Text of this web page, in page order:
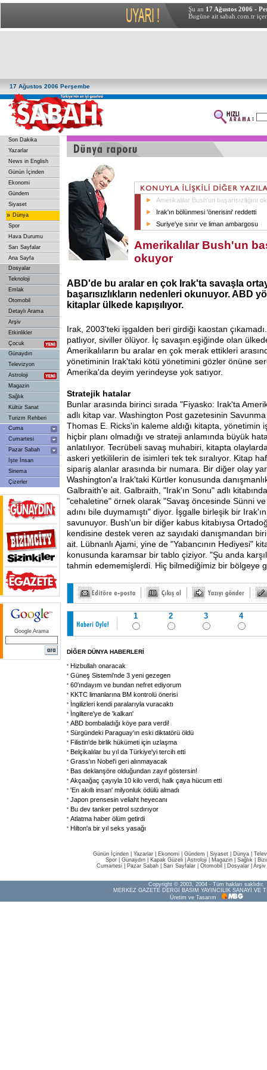
Şu an 17 Ağustos 2006 -
Bugüne ait sabah.com.tr
17 Ağustos 2006 Perşembe
Son Dakika
Yazarlar
News in English
Günün İçinden
Ekonomi
Gündem
Siyaset
» Dünya
Spor
Hava Durumu
Sarı Sayfalar
Ana Sayfa
Dosyalar
Teknoloji
Emlak
Otomobil
Detaylı Arama
Arşiv
Etkinlikler
Çocuk
Günaydın
Televizyon
Astroloji
Magazin
Sağlık
Kültür Sanat
Turizm Rehberi
Cuma
Cumartesi
Pazar Sabah
İşte İnsan
Sinema
Çizerler
Google Arama
Amerikalılar Bush'un başarısızlığını
Irak'ın bölünmesi 'önerisini' reddetti
Suriye'ye sınır ve liman ambargosu
Amerikalılar Bush'un
okuyor
ABD'de bu aralar en çok Irak'ta savaşla
başarısızlıkların nedenleri okunuyor. ABD
kitaplar ülkede kapışılıyor.
Irak, 2003'teki işgalden beri girdiği kaostan
patlıyor, siviller ölüyor. İç savaşın eşiğinde olan
Amerikalıların bu aralar en çok merak ettikleri
yönetiminin Irak'taki kötü yönetimini gözler önüne
Amerika'da deyim yerindeyse yok satıyor.
Stratejik hatalar
Bunlar arasında birinci sırada "Fiyasko: Irak'ta
adlı kitap var. Washington Post gazetesinin Savunma
Thomas E. Ricks'in kaleme aldığı kitapta, yönetimin
hiçbir planı olmadığı ve strateji anlamında büyük
anlatılıyor. Tecrübeli savaş muhabiri, kitapta
askeri yetkililerin de isimleri tek tek sıralıyor. Kitap
sipariş alanlar arasında bir numara. Bir diğer olay
Washington'a Irak'taki Kürtler konusunda
Galbraith'e ait. Galbraith, "Irak'ın Sonu" adlı
"cehaletine" örnek olarak "Savaş öncesinde Sünni
adını bile duymamıştı" diyor. İşgalle birleşik bir
savunuyor. Bush'un bir diğer kabus kitabıysa
kendisine destek veren az sayıdaki danışmandan
ait. Lübnanlı Ajami, yine de "Yabancının Hediyesi"
konusunda karamsar bir tablo çiziyor. "Şu anda
tahmin edememişlerdi. Hiç bilmediğimiz bir bölgeye
1 2 3 4
DİĞER DÜNYA HABERLERİ
Hizbullah onaracak
Güneş Sistemi'nde 3 yeni gezegen
60'ındayım ve bundan nefret ediyorum
KKTC limanlarına BM kontrolü önerisi
İngilizleri kendi paralarıyla vuracaktı
İngiltere'ye de 'kalkan'
ABD bombaladığı köye para verdi!
Sürgündeki Paraguay'ın eski diktatörü öldü
Filistin'de birlik hükümeti için uzlaşma
Belçikalılar bu yıl da Türkiye'yi tercih etti
Grass'ın Nobel'i geri alınmayacak
Bas deklanşöre olduğundan zayıf göstersin!
Akçaağaç çayıyla 10 kilo verdi, halk çaya hücum etti
'En akıllı insan' milyonluk ödülü almadı
Japon prensesin veliaht heyecanı
Bu dev tanker petrol sızdırıyor
Atlatma haber ölüm getirdi
Hilton'a bir yıl seks yasağı
Günün İçinden Yazarlar Ekonomi Gündem Siyaset Dünya |
Spor
Günaydın Kapak Güzeli Astroloji Magazin Sağlık
Cumartesi
Pazar Sabah Sarı Sayfalar Otomobil Dosyalar Arşiv
Copyright © 2003, 2004 - Tüm hakları saklıdır.
MERKEZ GAZETE DERGİ BASIM YAYINCILIK SANAYİ VE
Üretim ve Tasarım